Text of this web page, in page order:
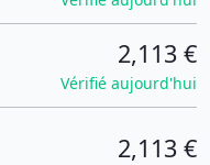
2,113 €
Vérifié aujourd'hui
2,113 €